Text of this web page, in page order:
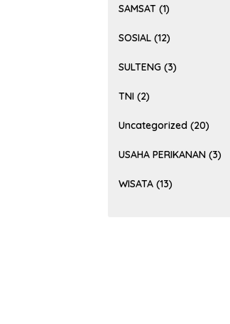
SAMSAT (1)
SOSIAL (12)
SULTENG (3)
TNI (2)
Uncategorized (20)
USAHA PERIKANAN (3)
WISATA (13)